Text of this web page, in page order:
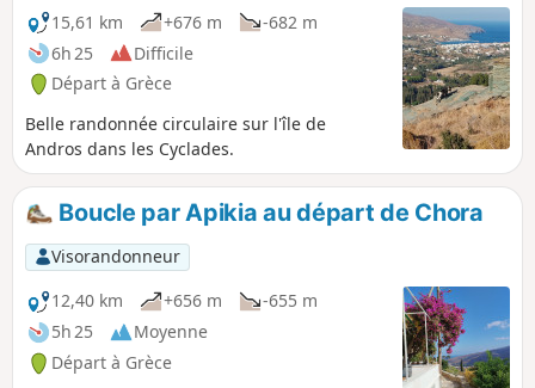
15,61 km
+676 m
-682 m
6h 25
Difficile
Départ à Grèce
Belle randonnée circulaire sur l'île de
Andros dans les Cyclades.
Boucle par Apikia au départ de Chora
Visorandonneur
12,40 km
+656 m
-655 m
5h 25
Moyenne
Départ à Grèce